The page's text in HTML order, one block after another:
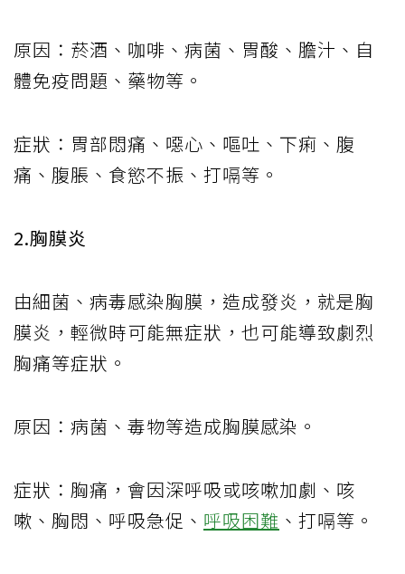
原因：菸酒、咖啡、病菌、胃酸、膽汁、自
體免疫問題、藥物等。
症狀：胃部悶痛、噁心、嘔吐、下痢、腹
痛、腹脹、食慾不振、打嗝等。
2.胸膜炎
由細菌、病毒感染胸膜，造成發炎，就是胸
膜炎，輕微時可能無症狀，也可能導致劇烈
胸痛等症狀。
原因：病菌、毒物等造成胸膜感染。
症狀：胸痛，會因深呼吸或咳嗽加劇、咳
嗽、胸悶、呼吸急促、 呼吸困難 、打嗝等。